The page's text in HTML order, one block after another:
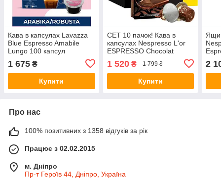
Кава в капсулах Lavazza
Blue Espresso Amabile
Lungo 100 капсул
1 675 ₴
Купити
СЕТ 10 пачок! Кава в
капсулах Nespresso L'or
ESPRESSO Chocolat
1 520₴ 1 799 ₴
Купити
2
Про нас
100% позитивних з 1358 відгуків за рік
Працює з 02.02.2015
м. Дніпро
Пр-т Героїв 44, Дніпро, Україна